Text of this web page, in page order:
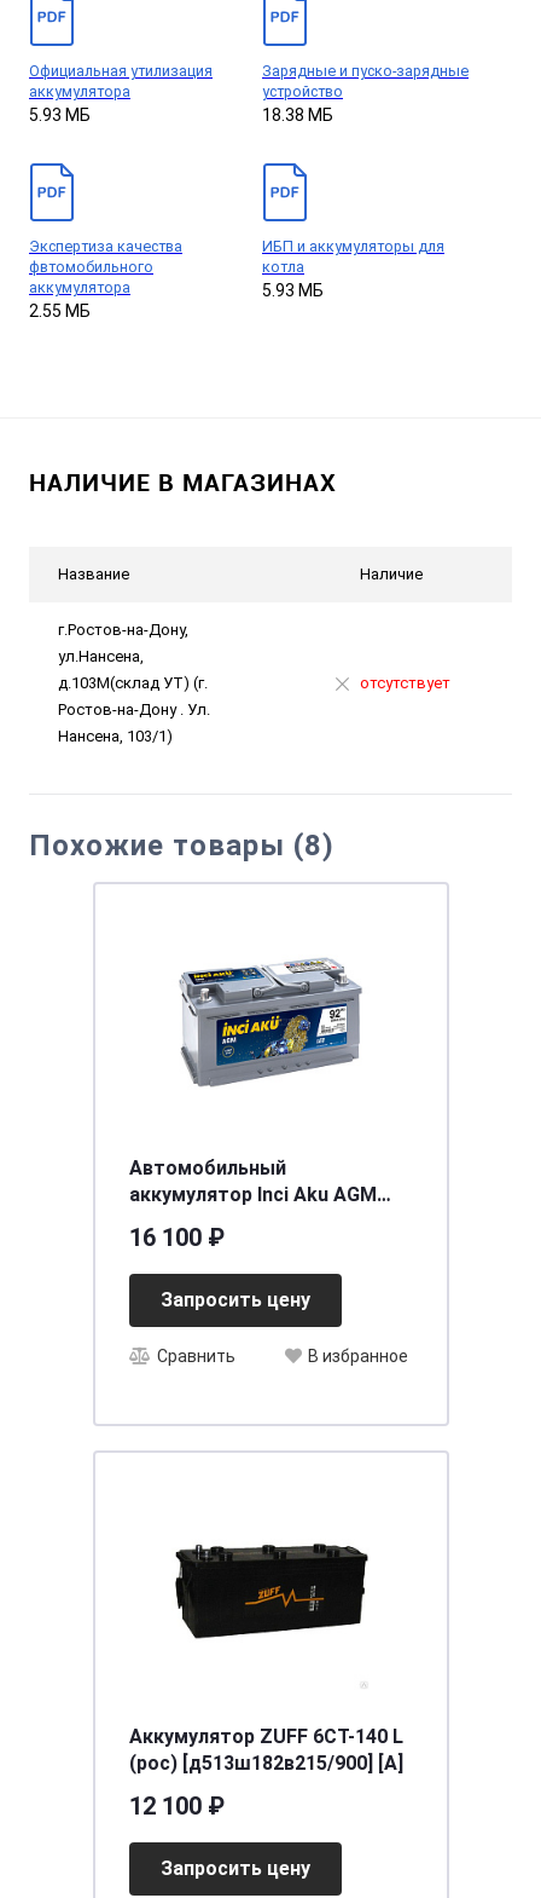
Официальная утилизация
аккумулятора
5.93 МБ
Зарядные и пуско-зарядные
устройство
18.38 МБ
Экспертиза качества
фвтомобильного
аккумулятора
2.55 МБ
ИБП и аккумуляторы для
котла
5.93 МБ
НАЛИЧИЕ В МАГАЗИНАХ
Название Наличие
г.Ростов-на-Дону,
ул.Нансена,
д.103М(склад УТ) (г.
Ростов-на-Дону . Ул.
Нансена, 103/1)
отсутствует
Похожие товары (8)
Автомобильный
аккумулятор Inci Aku AGM
[д352ш175в190/850]
16 100 ₽
Запросить цену
Сравнить В избранное
Аккумулятор ZUFF 6СТ-140 L
(рос) [д513ш182в215/900] [A]
12 100 ₽
Запросить цену